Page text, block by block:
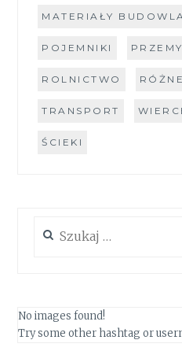
MATERIAŁY
POJEMNIKI
ROLNICTWO RÓŻNE
TRANSPORT
ŚCIEKI
No images found!
Try some other hashtag or